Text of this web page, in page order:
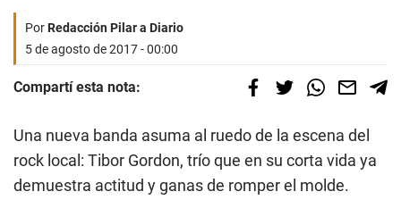
PorRedacción Pilar a Diario
5 de agosto de 2017 - 00:00
Compartí esta nota:
Una nueva banda asuma al ruedo de la escena del
rock local: Tibor Gordon, trío que en su corta vida ya
demuestra actitud y ganas de romper el molde.